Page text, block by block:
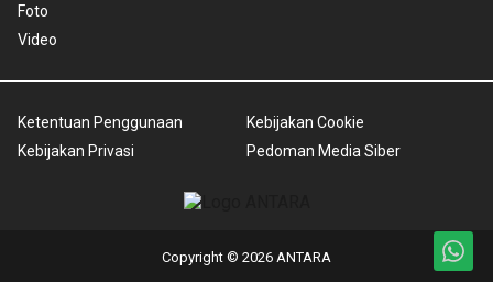
Foto
Video
Ketentuan Penggunaan
Kebijakan Privasi
Kebijakan Cookie
Pedoman Media Siber
Copyright © 2026 ANTARA